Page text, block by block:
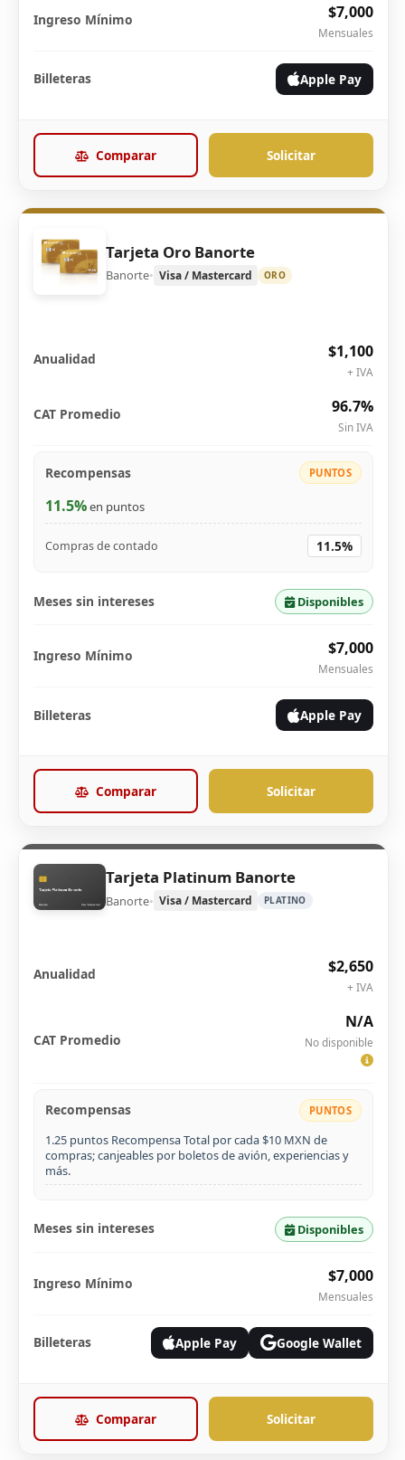
Ingreso Mínimo $7,000
Mensuales
Billeteras Apple Pay
Comparar Solicitar
Tarjeta Oro Banorte
Banorte• Visa / Mastercard ORO
Anualidad $1,100
+ IVA
CAT Promedio 96.7%
Sin IVA
Recompensas PUNTOS
11.5%en puntos
Compras de contado 11.5%
Meses sin intereses Disponibles
Ingreso Mínimo $7,000
Mensuales
Billeteras Apple Pay
Comparar Solicitar
Tarjeta Platinum Banorte
Banorte• Visa / Mastercard PLATINO
Anualidad $2,650
+ IVA
CAT Promedio
N/A
No disponible
Recompensas PUNTOS
1.25 puntos Recompensa Total por cada $10 MXN de
compras; canjeables por boletos de avión, experiencias y
más.
Meses sin intereses Disponibles
Ingreso Mínimo $7,000
Mensuales
Billeteras Apple Pay Google Wallet
Comparar Solicitar